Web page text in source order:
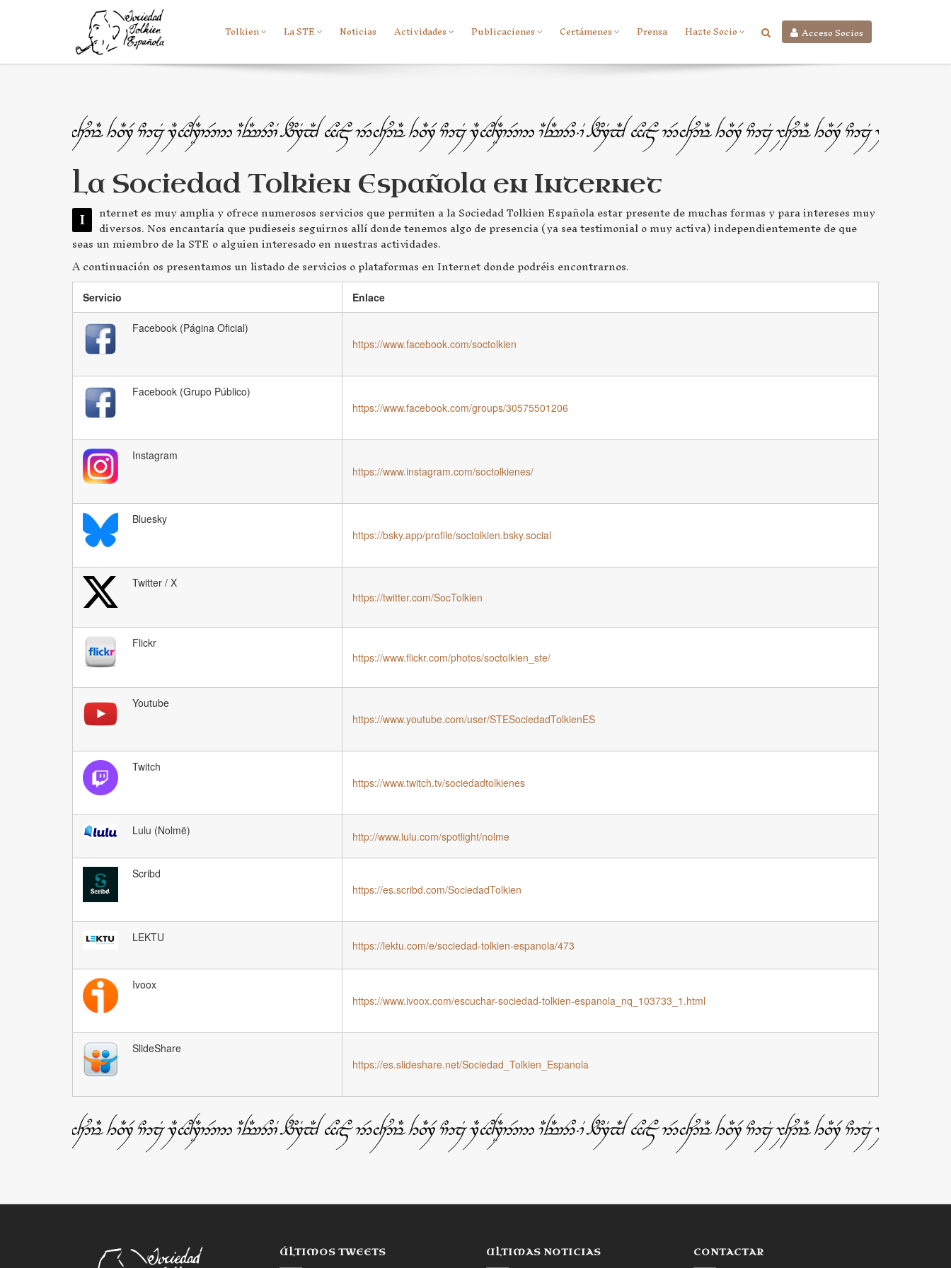
Acceso Socios
Tolkien La STE Noticias Actividades Publicaciones Certámenes Prensa Hazte Socio
La Sociedad Tolkien Española en Internet
I nternet es muy amplia y ofrece numerosos servicios que permiten a la Sociedad Tolkien Española estar presente de muchas formas y para intereses muy
diversos. Nos encantaría que pudieseis seguirnos allí donde tenemos algo de presencia (ya sea testimonial o muy activa) independientemente de que
seas un miembro de la STE o alguien interesado en nuestras actividades.
A continuación os presentamos un listado de servicios o plataformas en Internet donde podréis encontrarnos.
Servicio Enlace
Facebook (Página Oficial)
https://www.facebook.com/soctolkien
Facebook (Grupo Público)
https://www.facebook.com/groups/30575501206
Instagram
https://www.instagram.com/soctolkienes/
Bluesky
https://bsky.app/profile/soctolkien.bsky.social
Twitter / X
https://twitter.com/SocTolkien
Flickr
https://www.flickr.com/photos/soctolkien_ste/
Youtube
https://www.youtube.com/user/STESociedadTolkienES
Twitch
https://www.twitch.tv/sociedadtolkienes
Lulu (Nolmë) http://www.lulu.com/spotlight/nolme
Scribd
https://es.scribd.com/SociedadTolkien
LEKTU
https://lektu.com/e/sociedad-tolkien-espanola/473
Ivoox
https://www.ivoox.com/escuchar-sociedad-tolkien-espanola_nq_103733_1.html
SlideShare
https://es.slideshare.net/Sociedad_Tolkien_Espanola
ÚLTIMOS TWEETS ULTIMAS NOTICIAS CONTACTAR